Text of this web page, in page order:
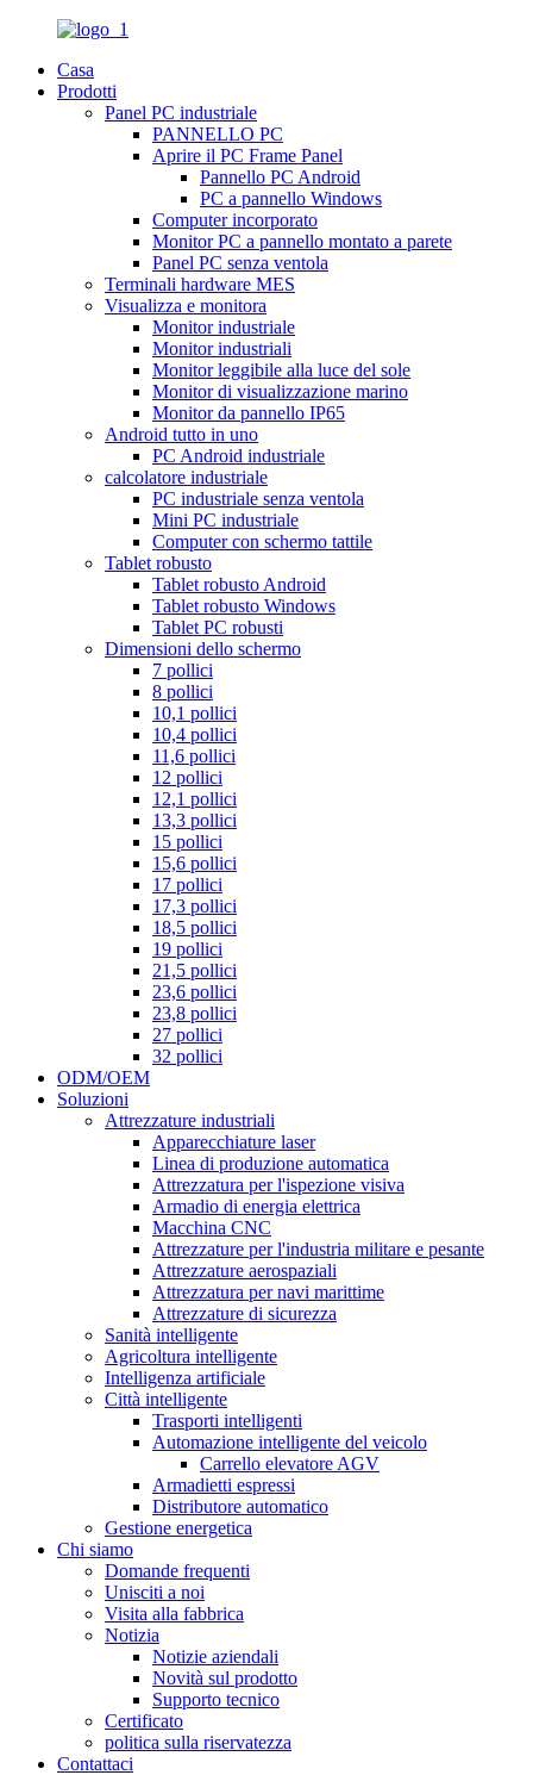
Casa
Prodotti
Panel PC industriale
PANNELLO PC
Aprire il PC Frame Panel
Pannello PC Android
PC a pannello Windows
Computer incorporato
Monitor PC a pannello montato a parete
Panel PC senza ventola
Terminali hardware MES
Visualizza e monitora
Monitor industriale
Monitor industriali
Monitor leggibile alla luce del sole
Monitor di visualizzazione marino
Monitor da pannello IP65
Android tutto in uno
PC Android industriale
calcolatore industriale
PC industriale senza ventola
Mini PC industriale
Computer con schermo tattile
Tablet robusto
Tablet robusto Android
Tablet robusto Windows
Tablet PC robusti
Dimensioni dello schermo
7 pollici
8 pollici
10,1 pollici
10,4 pollici
11,6 pollici
12 pollici
12,1 pollici
13,3 pollici
15 pollici
15,6 pollici
17 pollici
17,3 pollici
18,5 pollici
19 pollici
21,5 pollici
23,6 pollici
23,8 pollici
27 pollici
32 pollici
ODM/OEM
Soluzioni
Attrezzature industriali
Apparecchiature laser
Linea di produzione automatica
Attrezzatura per l'ispezione visiva
Armadio di energia elettrica
Macchina CNC
Attrezzature per l'industria militare e pesante
Attrezzature aerospaziali
Attrezzatura per navi marittime
Attrezzature di sicurezza
Sanità intelligente
Agricoltura intelligente
Intelligenza artificiale
Città intelligente
Trasporti intelligenti
Automazione intelligente del veicolo
Carrello elevatore AGV
Armadietti espressi
Distributore automatico
Gestione energetica
Chi siamo
Domande frequenti
Unisciti a noi
Visita alla fabbrica
Notizia
Notizie aziendali
Novità sul prodotto
Supporto tecnico
Certificato
politica sulla riservatezza
Contattaci